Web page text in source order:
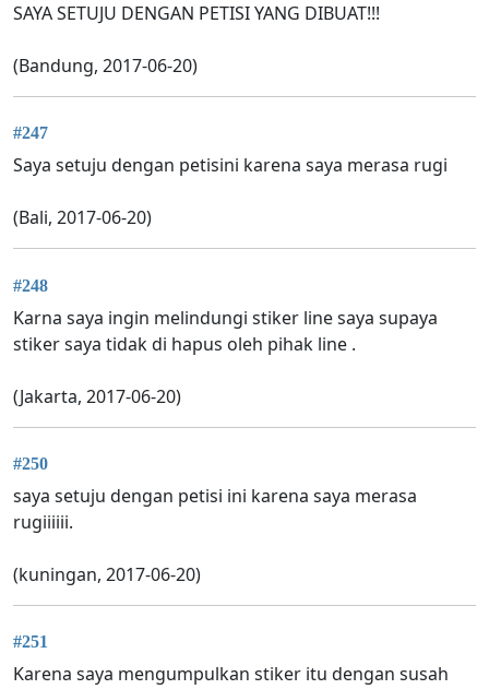
SAYA SETUJU DENGAN PETISI YANG DIBUAT!!!
(Bandung, 2017-06-20)
#247
Saya setuju dengan petisini karena saya merasa rugi
(Bali, 2017-06-20)
#248
Karna saya ingin melindungi stiker line saya supaya
stiker saya tidak di hapus oleh pihak line .
(Jakarta, 2017-06-20)
#250
saya setuju dengan petisi ini karena saya merasa
rugiiiiii.
(kuningan, 2017-06-20)
#251
Karena saya mengumpulkan stiker itu dengan susah